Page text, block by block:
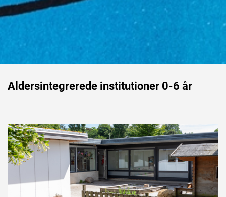
Aldersintegrerede institutioner 0-6 år